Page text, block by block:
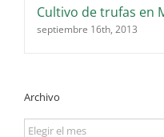
Cultivo de trufas en
septiembre 16th, 2013
Archivo
Archivo